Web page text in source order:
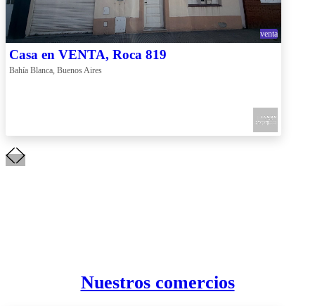
venta
Casa en VENTA, Roca 819
Bahía Blanca, Buenos Aires
Nuestros comercios